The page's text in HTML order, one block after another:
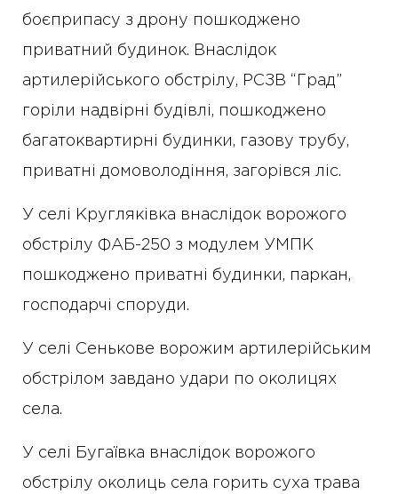
боєприпасу з дрону пошкоджено
приватний будинок. Внаслідок
артилерійського обстрілу, РСЗВ “Град”
горіли надвірні будівлі, пошкоджено
багатоквартирні будинки, газову трубу,
приватні домоволодіння, загорівся ліс.
У селі Кругляківка внаслідок ворожого
обстрілу ФАБ-250 з модулем УМПК
пошкоджено приватні будинки, паркан,
господарчі споруди.
У селі Сенькове ворожим артилерійським
обстрілом завдано удари по околицях
села.
У селі Бугаївка внаслідок ворожого
обстрілу околиць села горить суха трава